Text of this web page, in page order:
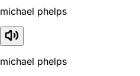
michael phelps
michael phelps